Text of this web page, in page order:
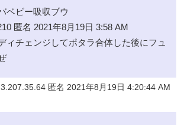
ベビー吸収ブウ
匿名 2021年8月19日 3:58 AM
ィチェンジしてポタラ合体した後にフュ
匿名 2021年8月19日 4:20:44 AM